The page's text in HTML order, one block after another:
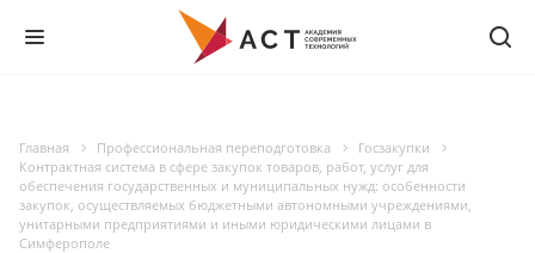
Главная Профессиональная переподготовка
Госзакупки
Контрактная система в сфере закупок товаров, работ, услуг для
обеспечения государственных и муниципальных нужд: особенности
закупок, осуществляемых бюджетными автономными учреждениями,
унитарными предприятиями и иными юридическими лицами в
Симферополе